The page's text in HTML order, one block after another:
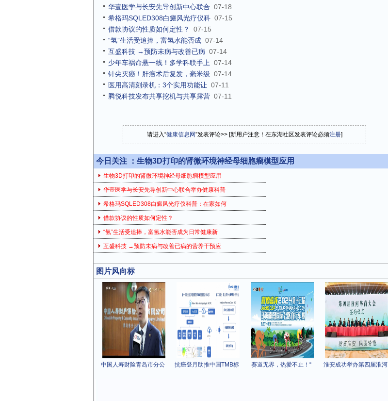
华壹医学与长安先导创新中心联合 07-18
希格玛SQLED308白癜风光疗仪科 07-15
借款协议的性质如何定性？
07-15
“氢”生活受追捧，富氢水能否成 07-14
互盛科技 →预防未病与改善已病 07-14
少年车祸命悬一线！多学科联手上
07-14
针尖灭癌！肝癌术后复发，毫米级 07-14
医用高清刻录机：3个实用功能让 07-11
腾悦科技发布共享挖机与共享露营 07-11
请进入“健康信息网”发表评论>> [新用户注意！在东湖社区发表评论必须注册]
今日关注 ： 生物3D打印的肾微环境神经母细胞瘤模型应用
生物3D打印的肾微环境神经母细胞瘤模型应用
华壹医学与长安先导创新中心联合举办健康科普
希格玛SQLED308白癜风光疗仪科普：在家如何
借款协议的性质如何定性？
“氢”生活受追捧，富氢水能否成为日常健康新
互盛科技 →预防未病与改善已病的营养干预应
图片风向标
中国人寿财险青岛市分公 抗癌登月助推中国TMB标 赛道无界，热爱不止！“ 淮安成功举办第四届淮河